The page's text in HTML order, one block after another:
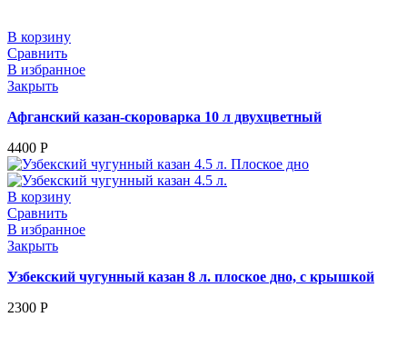
В корзину
Сравнить
В избранное
Закрыть
Афганский казан-скороварка 10 л двухцветный
4400 Р
В корзину
Сравнить
В избранное
Закрыть
Узбекский чугунный казан 8 л. плоское дно, с крышкой
2300 Р